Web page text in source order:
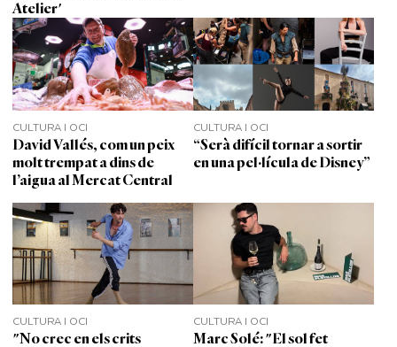
Atelier'
CULTURA I OCI
David Vallés, com un peix
molt trempat a dins de
l’aigua al Mercat Central
CULTURA I OCI
“Serà difícil tornar a sortir
en una pel·lícula de Disney”
CULTURA I OCI
"No crec en els crits
CULTURA I OCI
Marc Solé: "El sol fet